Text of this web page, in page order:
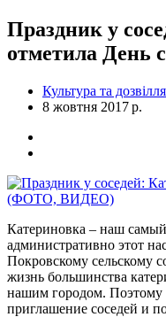
Праздник у
отметила
Культура та дозвілля
8 жовтня 2017 р.
Катериновка – наш
административно этот
Покровскому сельскому
жизнь большинства
нашим городом. Поэтому
приглашение соседей и